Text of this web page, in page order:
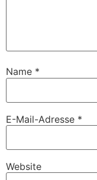
Name *
E-Mail-Adresse *
Website